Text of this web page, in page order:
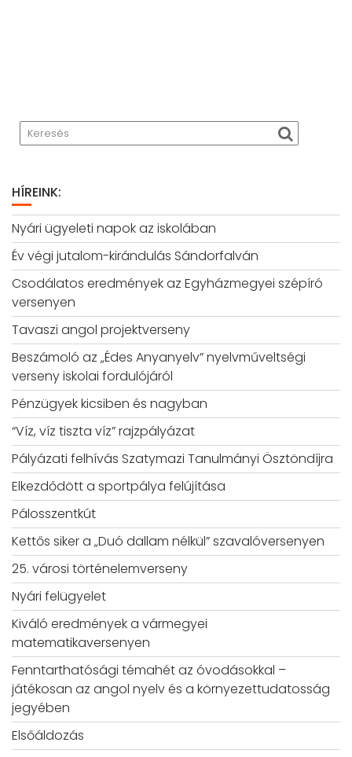
HÍREINK:
Nyári ügyeleti napok az iskolában
Év végi jutalom-kirándulás Sándorfalván
Csodálatos eredmények az Egyházmegyei szépíró
versenyen
Tavaszi angol projektverseny
Beszámoló az „Édes Anyanyelv” nyelvműveltségi
verseny iskolai fordulójáról
Pénzügyek kicsiben és nagyban
“Víz, víz tiszta víz” rajzpályázat
Pályázati felhívás Szatymazi Tanulmányi Ösztöndíjra
Elkezdődött a sportpálya felújítása
Pálosszentkút
Kettős siker a „Duó dallam nélkül” szavalóversenyen
25. városi történelemverseny
Nyári felügyelet
Kiváló eredmények a vármegyei
matematikaversenyen
Fenntarthatósági témahét az óvodásokkal –
játékosan az angol nyelv és a környezettudatosság
jegyében
Elsőáldozás